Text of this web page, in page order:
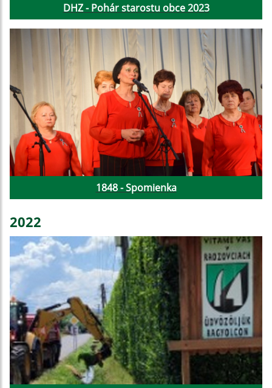
DHZ - Pohár starostu obce 2023
1848 - Spomienka
2022